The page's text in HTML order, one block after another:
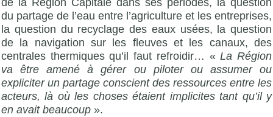
de la Région Capitale dans ses périodes, la question
du partage de l’eau entre l’agriculture et les entreprises,
la question du recyclage des eaux usées, la question
de la navigation sur les fleuves et les canaux, des
centrales thermiques qu’il faut refroidir… «La Région
va être amené à gérer ou piloter ou assumer ou
expliciter un partage conscient des ressources entre les
acteurs, là où les choses étaient implicites tant qu’il y
en avait beaucoup ».